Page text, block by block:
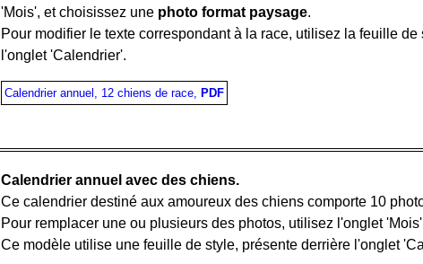
'Mois', et choisissez une photo format paysage.
Pour modifier le texte correspondant à la race, utilisez la feuille de
l'onglet 'Calendrier'.
Calendrier annuel, 12 chiens de race, PDF
Calendrier annuel avec des chiens.
Ce calendrier destiné aux amoureux des chiens comporte 10
Pour remplacer une ou plusieurs des photos, utilisez l'onglet
Ce modèle utilise une feuille de style, présente derrière l'onglet